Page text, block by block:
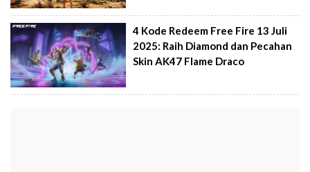
4 Kode Redeem Free Fire 13 Juli
2025: Raih Diamond dan Pecahan
Skin AK47 Flame Draco